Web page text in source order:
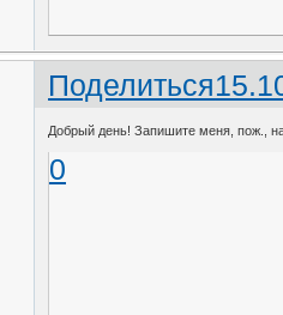
Поделиться
Добрый день! Запишите меня, пож.,
0